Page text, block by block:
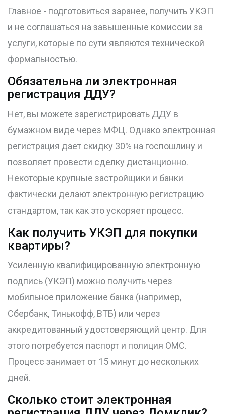
Главное - подготовиться заранее, получить УКЭП
и не соглашаться на завышенные комиссии за
услуги, которые по сути являются технической
формальностью.
Обязательна ли электронная
регистрация ДДУ?
Нет, вы можете зарегистрировать ДДУ в
бумажном виде через МФЦ. Однако электронная
регистрация дает скидку 30% на госпошлину и
позволяет провести сделку дистанционно.
Некоторые крупные застройщики и банки
фактически делают электронную регистрацию
стандартом, так как это ускоряет процесс.
Как получить УКЭП для покупки
квартиры?
Усиленную квалифицированную электронную
подпись (УКЭП) можно получить через
мобильное приложение банка (например,
Сбербанк, Тинькофф, ВТБ) или через
аккредитованный удостоверяющий центр. Для
этого потребуется паспорт и полиция ОМС.
Процесс занимает от 15 минут до нескольких
дней.
Сколько стоит электронная